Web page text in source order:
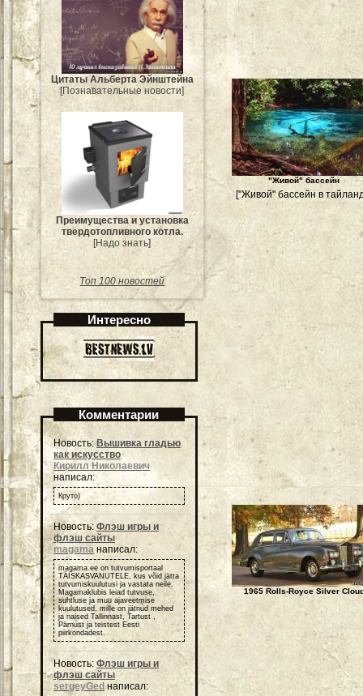
Цитаты Альберта Эйнштейна
[Познавательные новости]
Преимущества и установка
твердотопливного котла.
[Надо знать]
Топ 100 новостей
Интересно
Комментарии
Новость:Вышивка гладью
как искусство
Кирилл Николаевич
написал:
Круто)
Новость:Флэш игры и
флэш сайты
magama написал:
magama.ee on tutvumisportaal
TÄISKASVANUTELE, kus võid jätta
tutvumiskuulutusi ja vastata neile.
Magamaklubis leiad tutvuse,
suhtluse ja muu ajaveetmise
kuulutused, mille on jätnud mehed
ja naised Tallinnast, Tartust ,
Pärnust ja teistest Eesti
piirkondadest.
Новость: Флэш игры и
флэш сайты
sergeyGed написал:
"Живой" бассейн
["Живой" бассейн в
1965 Rolls-Royce Silver